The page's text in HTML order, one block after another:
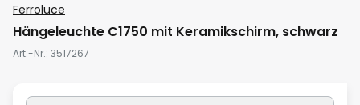
Anfang
der
Bildgalerie
Ferroluce
Hängeleuchte C1750 mit Keramikschirm, schwarz
Art.-Nr. 3517267